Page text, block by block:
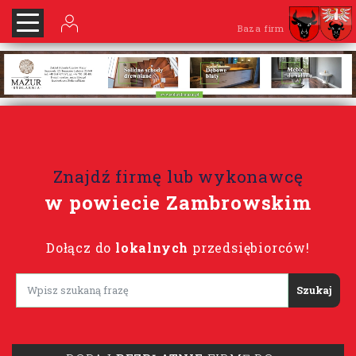
Baza firm
Znajdź firmę lub wykonawcę
w powiecie Zambrowskim
Dołącz do lokalnych przedsiębiorców!